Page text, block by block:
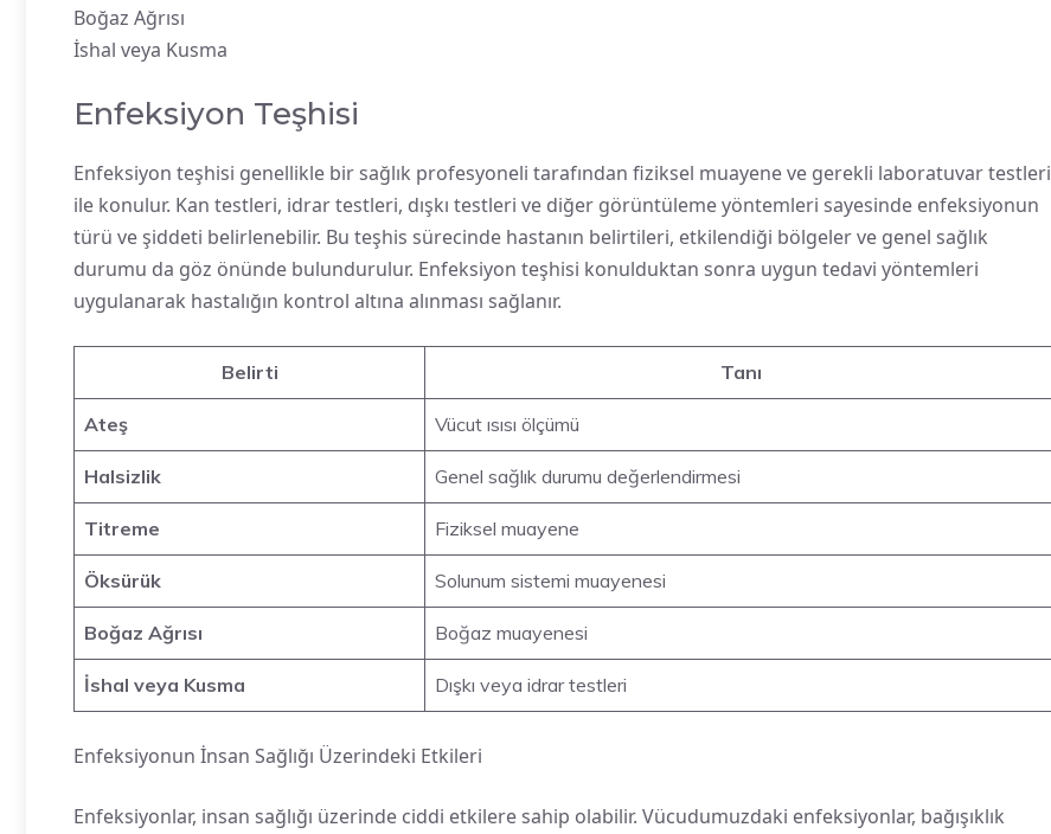
Boğaz Ağrısı
İshal veya Kusma
Enfeksiyon Teşhisi
Enfeksiyon teşhisi genellikle bir sağlık profesyoneli tarafından fiziksel muayene ve gerekli laboratuvar testleri
ile konulur. Kan testleri, idrar testleri, dışkı testleri ve diğer görüntüleme yöntemleri sayesinde enfeksiyonun
türü ve şiddeti belirlenebilir. Bu teşhis sürecinde hastanın belirtileri, etkilendiği bölgeler ve genel sağlık
durumu da göz önünde bulundurulur. Enfeksiyon teşhisi konulduktan sonra uygun tedavi yöntemleri
uygulanarak hastalığın kontrol altına alınması sağlanır.
Belirti Tanı
Ateş Vücut ısısı ölçümü
Halsizlik Genel sağlık durumu değerlendirmesi
Titreme Fiziksel muayene
Öksürük Solunum sistemi muayenesi
Boğaz Ağrısı Boğaz muayenesi
İshal veya Kusma Dışkı veya idrar testleri
Enfeksiyonun İnsan Sağlığı Üzerindeki Etkileri
Enfeksiyonlar, insan sağlığı üzerinde ciddi etkilere sahip olabilir. Vücudumuzdaki enfeksiyonlar, bağışıklık